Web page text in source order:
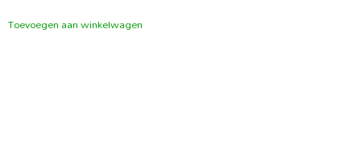
Toevoegen aan winkelwagen